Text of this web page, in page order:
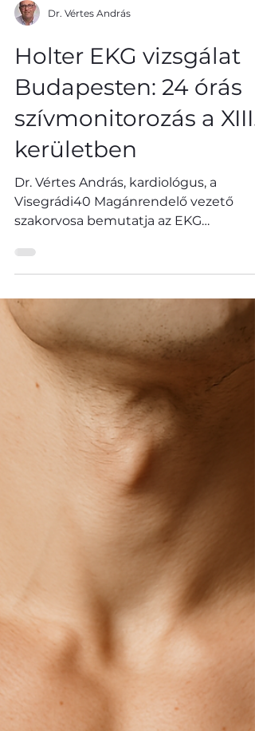
Dr. Vértes András
Holter EKG vizsgálat
Budapesten: 24 órás
szívmonitorozás a XIII.
kerületben
Dr. Vértes András, kardiológus, a
Visegrádi40 Magánrendelő vezető
szakorvosa bemutatja az EKG
vizsgálatok fajtáit.